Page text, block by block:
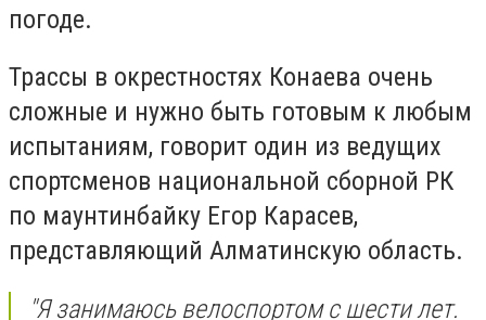
погоде.
Трассы в окрестностях Конаева очень
сложные и нужно быть готовым к любым
испытаниям, говорит один из ведущих
спортсменов национальной сборной РК
по маунтинбайку Егор Карасев,
представляющий Алматинскую область.
"Я занимаюсь велоспортом с шести лет.